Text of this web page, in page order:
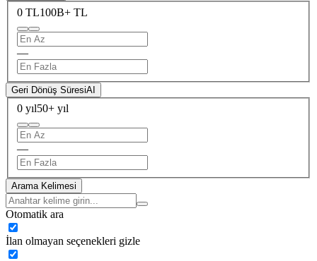
0 TL100B+ TL
—
Geri Dönüş SüresiAI
0 yıl50+ yıl
—
Arama Kelimesi
Otomatik ara
İlan olmayan seçenekleri gizle